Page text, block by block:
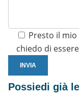
Presto il
chiedo di
Possiedi già